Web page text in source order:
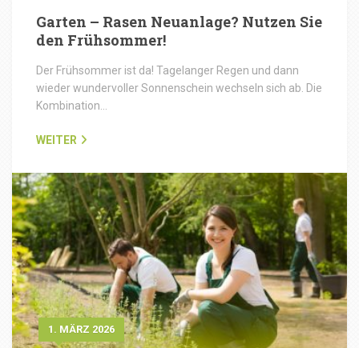
Garten – Rasen Neuanlage? Nutzen Sie
den Frühsommer!
Der Frühsommer ist da! Tagelanger Regen und dann
wieder wundervoller Sonnenschein wechseln sich ab. Die
Kombination…
WEITER
1. MÄRZ 2026